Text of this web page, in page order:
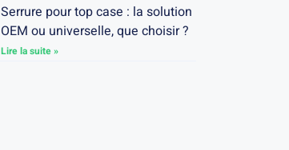
Serrure pour top case : la solution
OEM ou universelle, que choisir ?
Lire la suite »